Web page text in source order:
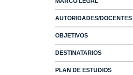
AUTORIDADES/DOCENTES
OBJETIVOS
DESTINATARIOS
PLAN DE ESTUDIOS